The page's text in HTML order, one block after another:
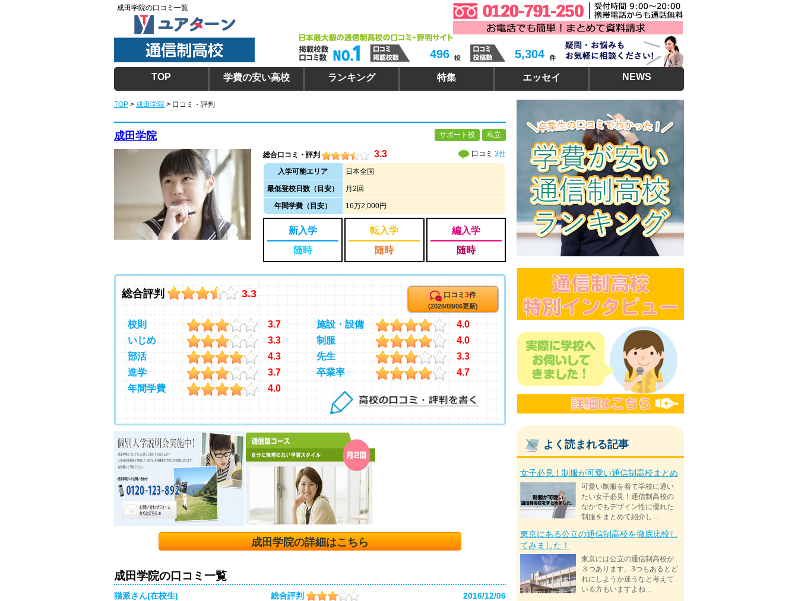
成田学院の口コミ一覧
5,304
496
TOP 学費の安い高校 ランキング 特集 エッセイ NEWS
TOP > 成田学院 > 口コミ・評判
成田学院 サポート校 私立
総合口コミ・評判 3.3 口コミ 3件
入学可能エリア 日本全国
最低登校日数（目安） 月2回
年間学費（目安） 16万2,000円
新入学
随時
転入学
随時
編入学
随時
総合評判 3.3 口コミ 3件
(2026/08/06更新)
校則
3.7
いじめ
3.3
部活
4.3
進学
3.7
年間学費
4.0
施設・設備
4.0
制服
4.0
先生
3.3
卒業率
4.7
成田学院の詳細はこちら
成田学院の口コミ一覧
猫派さん(在校生) 総合評判 2016/12/06
よく読まれる記事
女子必見！制服が可愛い通信制高校まとめ
可愛い制服を着て学校に通い
たい女子必見！通信制高校の
なかでもデザイン性に優れた
制服をまとめて紹介し…
東京にある公立の通信制高校を徹底比較し
てみました！
東京には公立の通信制高校が
３つあります。3つもあるとど
れにしようか迷うなと考えて
いる方もいますよね…